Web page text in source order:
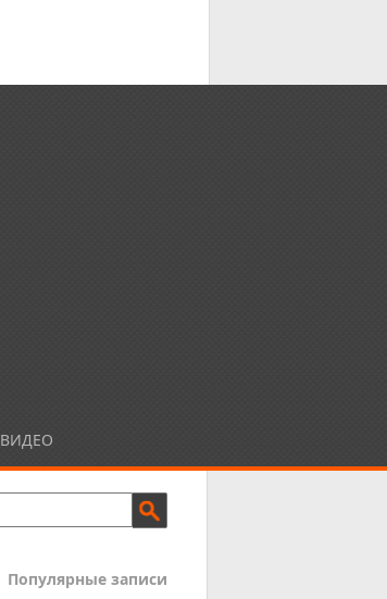
ВИДЕО
Популярные записи